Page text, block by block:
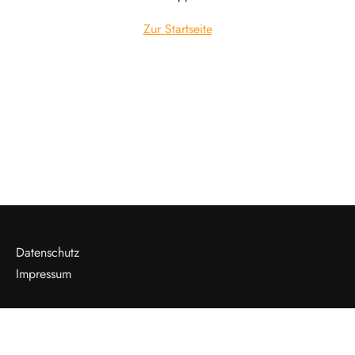
Zur Startseite
Datenschutz
Impressum